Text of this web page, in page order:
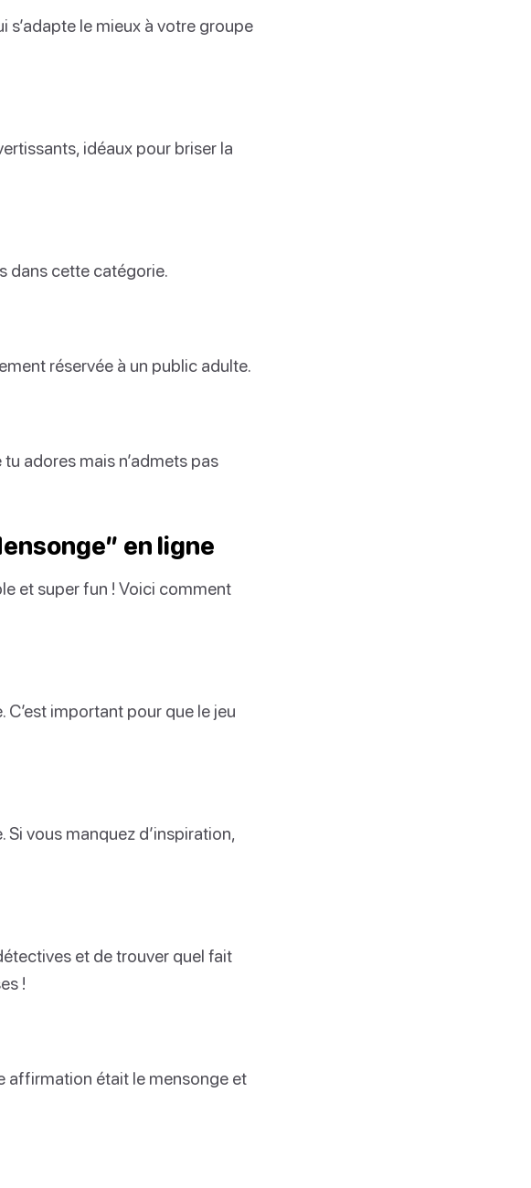
le mieux à votre groupe
idéaux pour briser la
dans cette catégorie.
réservée à un public adulte.
adores mais n’admets pas
en ligne
et super fun ! Voici comment
important pour que le jeu
vous manquez d’inspiration,
et de trouver quel fait
!
affirmation était le mensonge et